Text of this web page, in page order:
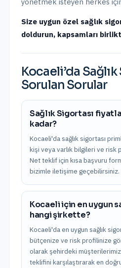
Size uygun özel sağlık
doldurun, kapsamları
Kocaeli’da
Sorulan Sorular
Sağlık Sigortası
kadar?
Kocaeli'da sağlık sigortası
kişi veya varlık bilgileri ve risk
Net teklif için kısa başvuru
bizimle iletişime geçebilirsiniz.
Kocaeli için en uygun
hangi şirkette?
Kocaeli'da en uygun sağlık
bütçenize ve risk profilinize
olarak şehirdeki
teklifini karşılaştırarak en